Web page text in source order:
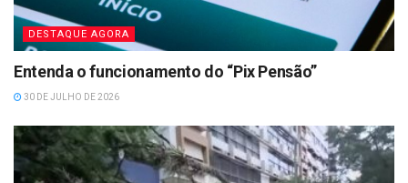
DESTAQUE AGORA
Entenda o funcionamento do “Pix Pensão”
30 DE JULHO DE 2026